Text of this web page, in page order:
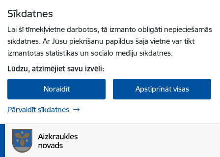
Sīkdatnes
Lai šī tīmekļvietne darbotos, tā izmanto obligāti nepieciešamās
sīkdatnes. Ar Jūsu piekrišanu papildus šajā vietnē var tikt
izmantotas statistikas un sociālo mediju sīkdatnes.
Lūdzu, atzīmējiet savu izvēli:
Noraidīt Apstiprināt visas
Pārvaldīt sīkdatnes